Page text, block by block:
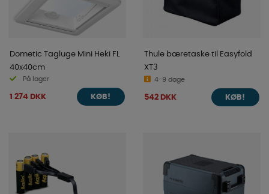
Dometic Tagluge Mini Heki FL
40x40cm
På lager
1 274 DKK KØB!
Thule bæretaske til Easyfold
XT3
4-9 dage
542 DKK KØB!